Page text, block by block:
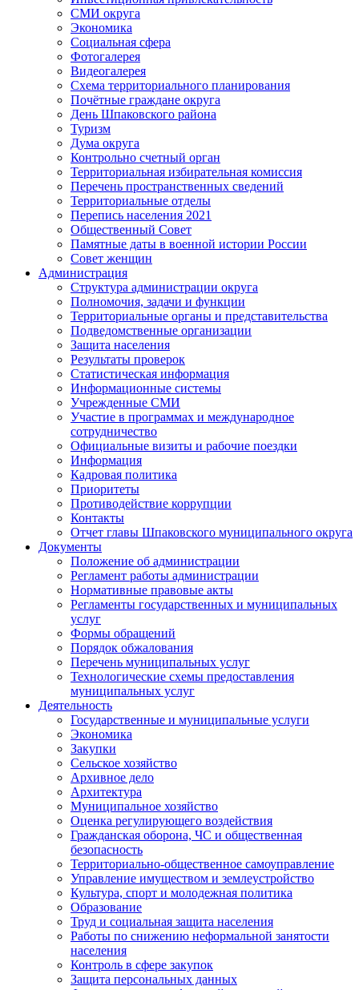
СМИ округа
Экономика
Социальная сфера
Фотогалерея
Видеогалерея
Схема территориального планирования
Почётные граждане округа
День Шпаковского района
Туризм
Дума округа
Контрольно счетный орган
Территориальная избирательная комиссия
Перечень пространственных сведений
Территориальные отделы
Перепись населения 2021
Общественный Совет
Памятные даты в военной истории России
Совет женщин
Администрация
Структура администрации округа
Полномочия, задачи и функции
Территориальные органы и представительства
Подведомственные организации
Защита населения
Результаты проверок
Статистическая информация
Информационные системы
Учрежденные СМИ
Участие в программах и международное
сотрудничество
Официальные визиты и рабочие поездки
Информация
Кадровая политика
Приоритеты
Противодействие коррупции
Контакты
Отчет главы Шпаковского муниципального округа
Документы
Положение об администрации
Регламент работы администрации
Нормативные правовые акты
Регламенты государственных и муниципальных
услуг
Формы обращений
Порядок обжалования
Перечень муниципальных услуг
Технологические схемы предоставления
муниципальных услуг
Деятельность
Государственные и муниципальные услуги
Экономика
Закупки
Сельское хозяйство
Архивное дело
Архитектура
Муниципальное хозяйство
Оценка регулирующего воздействия
Гражданская оборона, ЧС и общественная
безопасность
Территориально-общественное самоуправление
Управление имуществом и землеустройство
Культура, спорт и молодежная политика
Образование
Труд и социальная защита населения
Работы по снижению неформальной занятости
населения
Контроль в сфере закупок
Защита персональных данных